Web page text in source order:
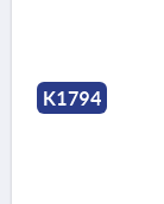
K1794